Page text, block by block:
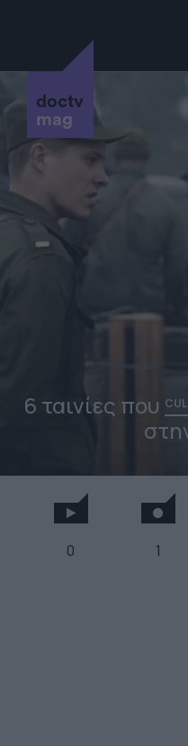
doctv
mag
6 ταινίες που
0 1